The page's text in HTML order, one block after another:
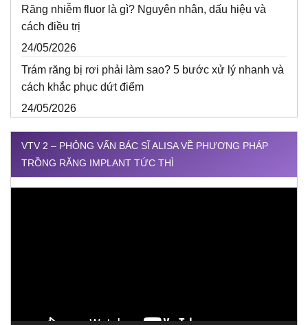
Răng nhiễm fluor là gì? Nguyên nhân, dấu hiệu và
cách điều trị
24/05/2026
Trám răng bị rơi phải làm sao? 5 bước xử lý nhanh và
cách khắc phục dứt điểm
24/05/2026
VTV 2 – PHỎNG VẤN BÁC SĨ ALISA VỀ PHƯƠNG PHÁP
TRỒNG RĂNG IMPLANT TỨC THÌ